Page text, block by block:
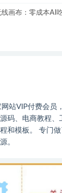
画布：零成本AI
站VIP付费会员
码、电商教程、
和模板。 专门
。